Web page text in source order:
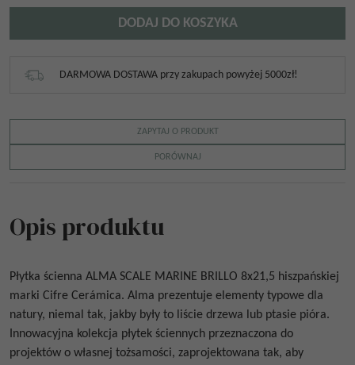
DODAJ DO KOSZYKA
DARMOWA DOSTAWA przy zakupach powyżej 5000zł!
ZAPYTAJ O PRODUKT
PORÓWNAJ
Opis produktu
Płytka ścienna ALMA SCALE MARINE BRILLO 8x21,5 hiszpańskiej
marki Cifre Cerámica. Alma prezentuje elementy typowe dla
natury, niemal tak, jakby były to liście drzewa lub ptasie pióra.
Innowacyjna kolekcja płytek ściennych przeznaczona do
projektów o własnej tożsamości, zaprojektowana tak, aby